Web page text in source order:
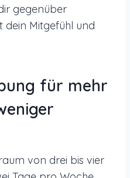
gegenüber
dein Mitgefühl und
für mehr
von drei bis vier